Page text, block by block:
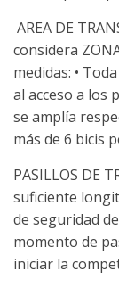
AREA DE
considera
medidas: •
al acceso a los
se amplía
más de 6 bicis
PASILLOS DE
suficiente
de seguridad
momento de
iniciar la